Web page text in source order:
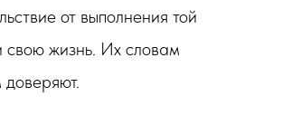
от выполнения той
свою жизнь. Их словам